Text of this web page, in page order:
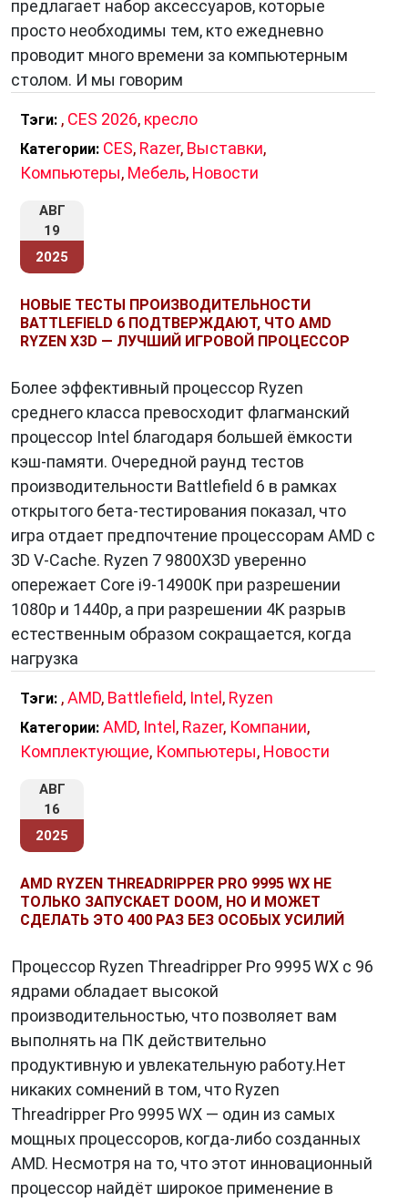
предлагает набор аксессуаров, которые
просто необходимы тем, кто ежедневно
проводит много времени за компьютерным
столом. И мы говорим
Тэги: , CES 2026, кресло
Категории: CES, Razer, Выставки,
Компьютеры, Мебель, Новости
АВГ
19
2025
НОВЫЕ ТЕСТЫ ПРОИЗВОДИТЕЛЬНОСТИ
BATTLEFIELD 6 ПОДТВЕРЖДАЮТ, ЧТО AMD
RYZEN X3D — ЛУЧШИЙ ИГРОВОЙ ПРОЦЕССОР
Более эффективный процессор Ryzen
среднего класса превосходит флагманский
процессор Intel благодаря большей ёмкости
кэш-памяти. Очередной раунд тестов
производительности Battlefield 6 в рамках
открытого бета-тестирования показал, что
игра отдает предпочтение процессорам AMD с
3D V-Cache. Ryzen 7 9800X3D уверенно
опережает Core i9-14900K при разрешении
1080p и 1440p, а при разрешении 4K разрыв
естественным образом сокращается, когда
нагрузка
Тэги: ,AMD, Battlefield, Intel , Ryzen
Категории: AMD, Intel , Razer, Компании,
Комплектующие, Компьютеры, Новости
АВГ
16
2025
AMD RYZEN THREADRIPPER PRO 9995 WX НЕ
ТОЛЬКО ЗАПУСКАЕТ DOOM, НО И МОЖЕТ
СДЕЛАТЬ ЭТО 400 РАЗ БЕЗ ОСОБЫХ УСИЛИЙ
Процессор Ryzen Threadripper Pro 9995 WX с 96
ядрами обладает высокой
производительностью, что позволяет вам
выполнять на ПК действительно
продуктивную и увлекательную работу.Нет
никаких сомнений в том, что Ryzen
Threadripper Pro 9995 WX — один из самых
мощных процессоров, когда-либо созданных
AMD. Несмотря на то, что этот инновационный
процессор найдёт широкое применение в